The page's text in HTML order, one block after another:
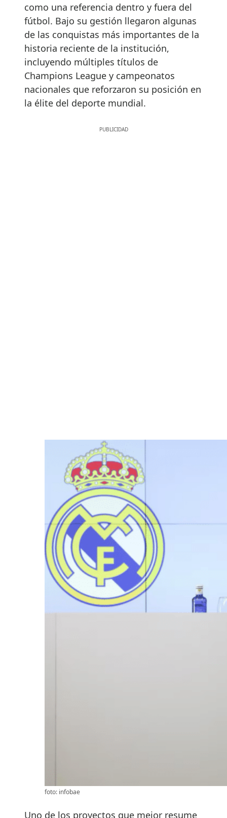
como una referencia dentro y fuera del
fútbol. Bajo su gestión llegaron algunas
de las conquistas más importantes de la
historia reciente de la institución,
incluyendo múltiples títulos de
Champions League y campeonatos
nacionales que reforzaron su posición en
la élite del deporte mundial.
foto: infobae
Uno de los proyectos que mejor resume